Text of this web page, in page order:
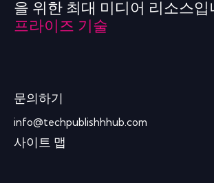
을 위한 최대 미디어 리소스입
프라이즈 기술
문의하기
info@techpublishhhub.com
사이트 맵